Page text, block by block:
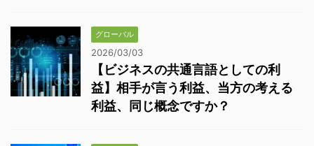
グローバル
2026/03/03
【ビジネスの共通言語としての利
益】相手が言う利益、当方の考える
利益、同じ概念ですか？